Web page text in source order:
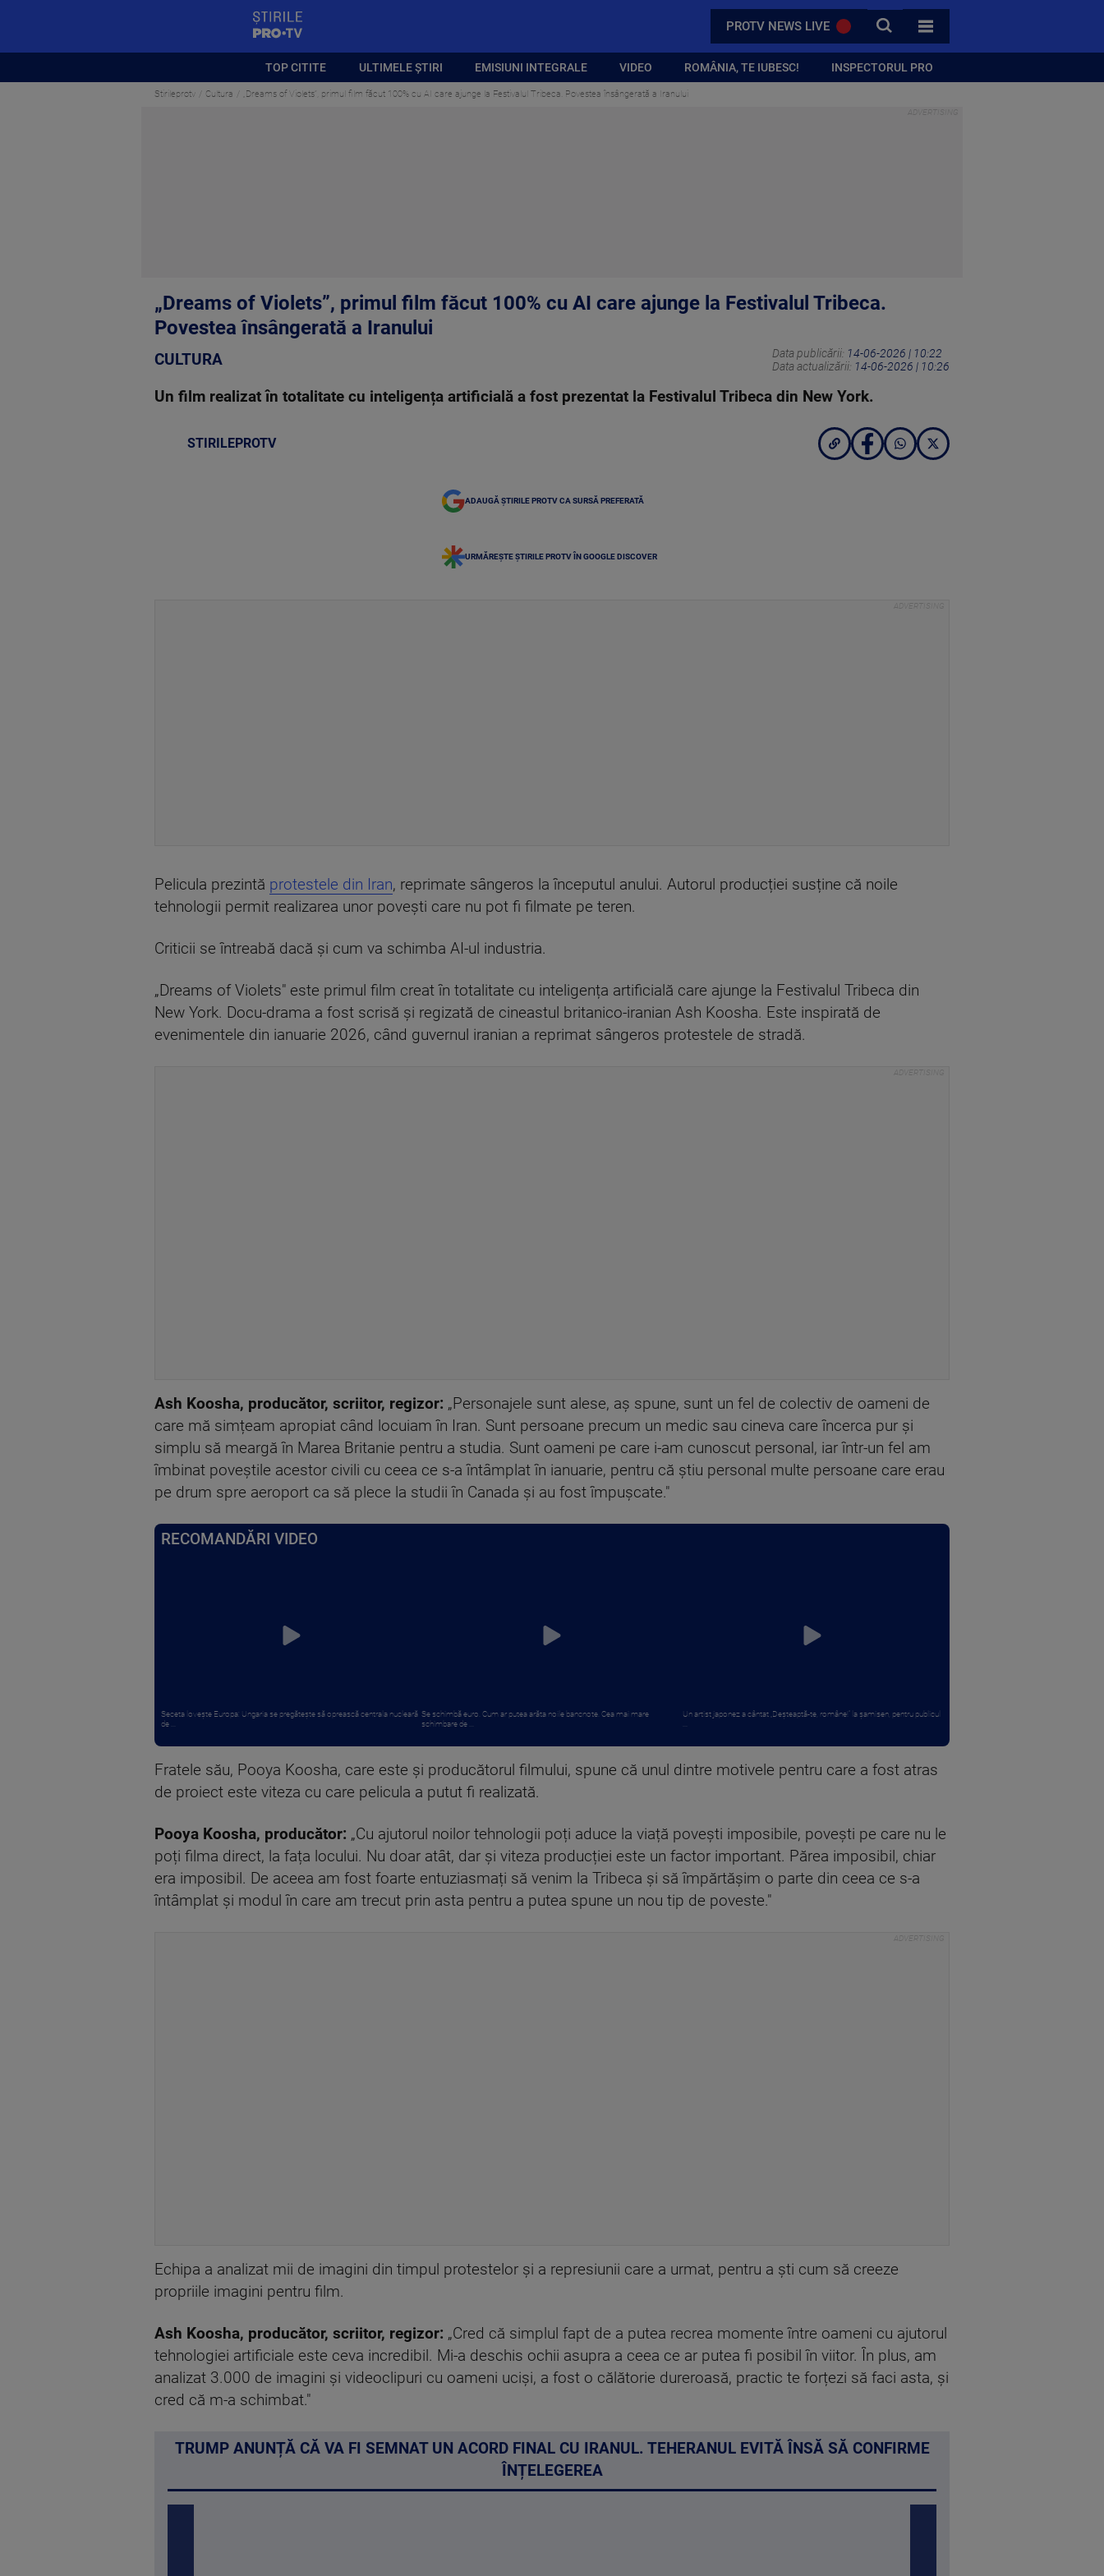
PROTV NEWS LIVE CAUTA
TOATE CATEGORIILE
TOP CITITE ULTIMELE ȘTIRI EMISIUNI INTEGRALE VIDEO ROMÂNIA, TE IUBESC! INSPECTORUL PRO
Stirileprotv Cultura „Dreams of Violets”, primul film făcut 100% cu AI care ajunge la Festivalul Tribeca. Povestea însângerată a Iranului
„Dreams of Violets”, primul film făcut 100% cu AI care ajunge la Festivalul Tribeca.
Povestea însângerată a Iranului
CULTURA Data publicării: 14-06-2026 | 10:22
Data actualizării: 14-06-2026 | 10:26
Un film realizat în totalitate cu inteligența artificială a fost prezentat la Festivalul Tribeca din New York.
STIRILEPROTV
ADAUGĂ ȘTIRILE PROTV CA SURSĂ PREFERATĂ
URMĂREȘTE ȘTIRILE PROTV ÎN GOOGLE DISCOVER
Pelicula prezintă protestele din Iran, reprimate sângeros la începutul anului. Autorul producției susține că noile
tehnologii permit realizarea unor povești care nu pot fi filmate pe teren.
Criticii se întreabă dacă și cum va schimba AI-ul industria.
„Dreams of Violets" este primul film creat în totalitate cu inteligența artificială care ajunge la Festivalul Tribeca din
New York. Docu-drama a fost scrisă și regizată de cineastul britanico-iranian Ash Koosha. Este inspirată de
evenimentele din ianuarie 2026, când guvernul iranian a reprimat sângeros protestele de stradă.
Ash Koosha, producător, scriitor, regizor: „Personajele sunt alese, aș spune, sunt un fel de colectiv de oameni de
care mă simțeam apropiat când locuiam în Iran. Sunt persoane precum un medic sau cineva care încerca pur și
simplu să meargă în Marea Britanie pentru a studia. Sunt oameni pe care i-am cunoscut personal, iar într-un fel am
îmbinat poveștile acestor civili cu ceea ce s-a întâmplat în ianuarie, pentru că știu personal multe persoane care erau
pe drum spre aeroport ca să plece la studii în Canada și au fost împușcate."
RECOMANDĂRI VIDEO
Seceta lovește Europa: Ungaria se pregătește să oprească centrala nucleară
de ...
Se schimbă euro. Cum ar putea arăta noile bancnote. Cea mai mare
schimbare de ...
Un artist japonez a cântat „Deșteaptă-te, române!” la șamisen, pentru publicul
Fratele său, Pooya Koosha, care este și producătorul filmului, spune că unul dintre motivele pentru care a fost atras
de proiect este viteza cu care pelicula a putut fi realizată.
Pooya Koosha, producător: „Cu ajutorul noilor tehnologii poți aduce la viață povești imposibile, povești pe care nu le
poți filma direct, la fața locului. Nu doar atât, dar și viteza producției este un factor important. Părea imposibil, chiar
era imposibil. De aceea am fost foarte entuziasmați să venim la Tribeca și să împărtășim o parte din ceea ce s-a
întâmplat și modul în care am trecut prin asta pentru a putea spune un nou tip de poveste."
Echipa a analizat mii de imagini din timpul protestelor și a represiunii care a urmat, pentru a ști cum să creeze
propriile imagini pentru film.
Ash Koosha, producător, scriitor, regizor: „Cred că simplul fapt de a putea recrea momente între oameni cu ajutorul
tehnologiei artificiale este ceva incredibil. Mi-a deschis ochii asupra a ceea ce ar putea fi posibil în viitor. În plus, am
analizat 3.000 de imagini și videoclipuri cu oameni uciși, a fost o călătorie dureroasă, practic te forțezi să faci asta, și
cred că m-a schimbat."
TRUMP ANUNȚĂ CĂ VA FI SEMNAT UN ACORD FINAL CU IRANUL. TEHERANUL EVITĂ ÎNSĂ SĂ CONFIRME
ÎNȚELEGEREA